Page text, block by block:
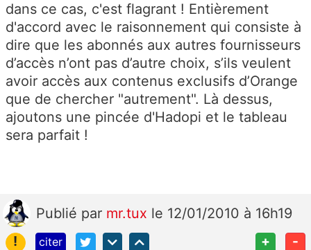
dans ce cas, c'est flagrant ! Entièrement
d'accord avec le raisonnement qui consiste à
dire que les abonnés aux autres fournisseurs
d’accès n’ont pas d’autre choix, s’ils veulent
avoir accès aux contenus exclusifs d’Orange
que de chercher "autrement". Là dessus,
ajoutons une pincée d'Hadopi et le tableau
sera parfait !
Publié par mr.tux le 12/01/2010 à 16h19
!
citer + -